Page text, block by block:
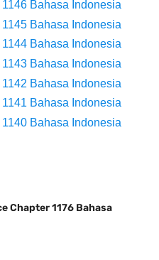
Telah Memberikan Kunci Borgol
Peran Penting Dalam Perfilman
Yang Terletak Di
Bahasa Indonesia
Bahasa Indonesia
Bahasa Indonesia
Bahasa Indonesia
Bahasa Indonesia
Bahasa Indonesia
Bahasa Indonesia
Chapter 1176 Bahasa